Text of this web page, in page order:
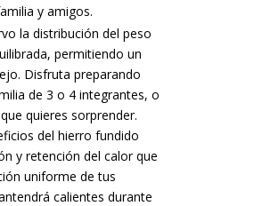
y amigos.
la distribución del peso
permitiendo un
Disfruta preparando
de 3 o 4 integrantes, o
quieres sorprender.
del hierro fundido
y retención del calor que
uniforme de tus
calientes durante